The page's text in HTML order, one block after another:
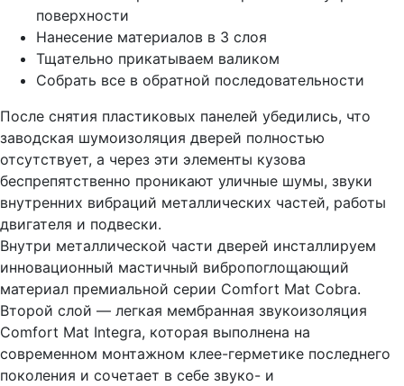
поверхности
Нанесение материалов в 3 слоя
Тщательно прикатываем валиком
Собрать все в обратной последовательности
После снятия пластиковых панелей убедились, что
заводская шумоизоляция дверей полностью
отсутствует, а через эти элементы кузова
беспрепятственно проникают уличные шумы, звуки
внутренних вибраций металлических частей, работы
двигателя и подвески.
Внутри металлической части дверей инсталлируем
инновационный мастичный вибропоглощающий
материал премиальной серии Comfort Mat Cobra.
Второй слой — легкая мембранная звукоизоляция
Comfort Mat Integra, которая выполнена на
современном монтажном клее-герметике последнего
поколения и сочетает в себе звуко- и